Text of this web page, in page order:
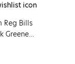
Reg Bills
Greenery